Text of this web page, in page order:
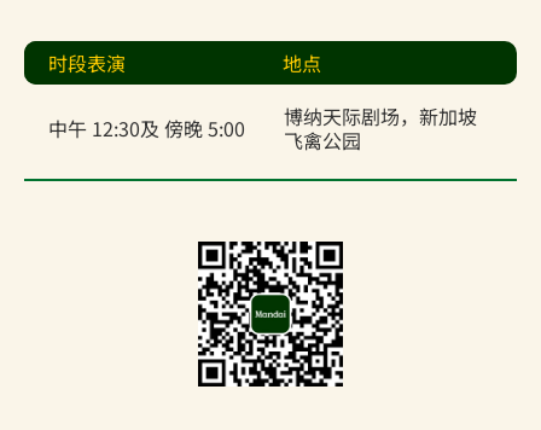
时段表演 地点
中午 12:30及 傍晚 5:00
博纳天际剧场，新加坡
飞禽公园